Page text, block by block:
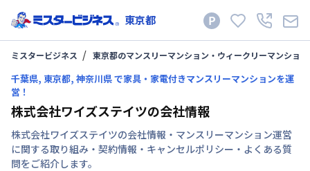
東京都
ミスタービジネス 東京都のマンスリーマンション・ウィークリーマンション
千葉県, 東京都, 神奈川県 で家具・家電付きマンスリーマンションを運
営！
株式会社ワイズステイツの会社情報
株式会社ワイズステイツの会社情報・マンスリーマンション運営
に関する取り組み・契約情報・キャンセルポリシー・よくある質
問をご紹介します。